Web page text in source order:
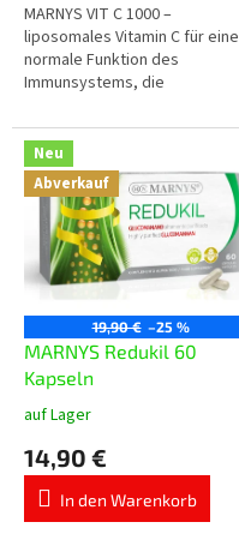
5
Sternen.
MARNYS VIT C 1000 –
liposomales Vitamin C für eine
normale Funktion des
Immunsystems, die
den Schutz der Zellen vor
oxidativem Stress. Jede...
Neu
Abverkauf
19,90 € –25 %
MARNYS Redukil 60
Kapseln
Die
Produktbewertung
ist
5,0
auf Lager
14,90 €
In den Warenkorb